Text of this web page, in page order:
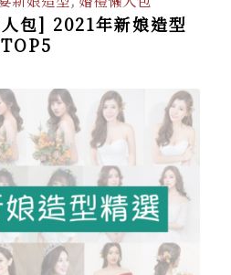
包] 2021年新娘造型
TOP5